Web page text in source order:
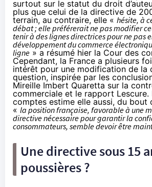
surtout sur le statut du droit
plus que celui de la directive de
terrain, au contraire, elle « hésite, à
débat ; elle préférerait ne pas modifier
tenir à des lignes directrices pour ne pas
développement du commerce
ligne » a résumé hier la Cour des
Cependant, la France a plusieurs
intérêt pour une modification de la
question, inspirée par les
Mireille Imbert Quaretta sur la
commerciale et le rapport Lescure.
comptes estime elle aussi, du bout
« la position française, favorable à une
directive nécessaire pour garantir la
consommateurs, semble devoir être
Une directive sous 15
poussières ?